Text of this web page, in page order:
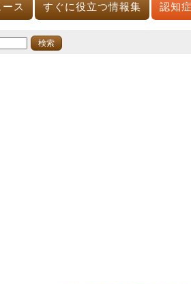
ス すぐに役立つ情報集 認知